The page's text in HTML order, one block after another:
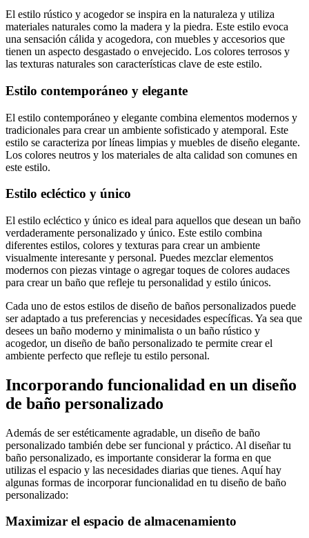
El estilo rústico y acogedor se inspira en la naturaleza y utiliza
materiales naturales como la madera y la piedra. Este estilo evoca
una sensación cálida y acogedora, con muebles y accesorios que
tienen un aspecto desgastado o envejecido. Los colores terrosos y
las texturas naturales son características clave de este estilo.
Estilo contemporáneo y elegante
El estilo contemporáneo y elegante combina elementos modernos y
tradicionales para crear un ambiente sofisticado y atemporal. Este
estilo se caracteriza por líneas limpias y muebles de diseño elegante.
Los colores neutros y los materiales de alta calidad son comunes en
este estilo.
Estilo ecléctico y único
El estilo ecléctico y único es ideal para aquellos que desean un baño
verdaderamente personalizado y único. Este estilo combina
diferentes estilos, colores y texturas para crear un ambiente
visualmente interesante y personal. Puedes mezclar elementos
modernos con piezas vintage o agregar toques de colores audaces
para crear un baño que refleje tu personalidad y estilo únicos.
Cada uno de estos estilos de diseño de baños personalizados puede
ser adaptado a tus preferencias y necesidades específicas. Ya sea que
desees un baño moderno y minimalista o un baño rústico y
acogedor, un diseño de baño personalizado te permite crear el
ambiente perfecto que refleje tu estilo personal.
Incorporando funcionalidad en un diseño
de baño personalizado
Además de ser estéticamente agradable, un diseño de baño
personalizado también debe ser funcional y práctico. Al diseñar tu
baño personalizado, es importante considerar la forma en que
utilizas el espacio y las necesidades diarias que tienes. Aquí hay
algunas formas de incorporar funcionalidad en tu diseño de baño
personalizado:
Maximizar el espacio de almacenamiento